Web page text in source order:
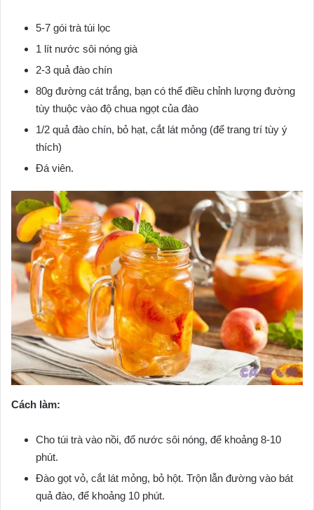
5-7 gói trà túi lọc
1 lít nước sôi nóng già
2-3 quả đào chín
80g đường cát trắng, bạn có thể điều chỉnh lượng đường
tùy thuộc vào độ chua ngọt của đào
1/2 quả đào chín, bỏ hạt, cắt lát mỏng (để trang trí tùy ý
thích)
Đá viên.
Cách làm:
Cho túi trà vào nồi, đổ nước sôi nóng, để khoảng 8-10
phút.
Đào gọt vỏ, cắt lát mỏng, bỏ hột. Trộn lẫn đường vào bát
quả đào, để khoảng 10 phút.